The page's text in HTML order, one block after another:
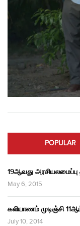
POPULAR
19ஆவது
May 6, 2015
கலியாணம் முடிஞ்சி
July 10, 2014